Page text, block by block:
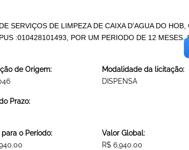
SERVIÇOS DE LIMPEZA DE CAIXA D'AGUA DO HOB,
:010428101493, POR UM PERIODO DE 12 MESES.
de Origem:
Modalidade da licitação:
DISPENSA
Prazo:
o Período:
Valor Global:
R$ 6,940.00